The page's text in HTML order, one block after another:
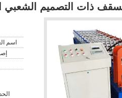
ذات التصميم
اسم